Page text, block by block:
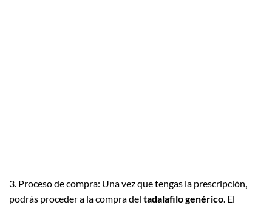
3. Proceso de compra: Una vez que tengas la prescripción,
podrás proceder a la compra del tadalafilo genérico. El